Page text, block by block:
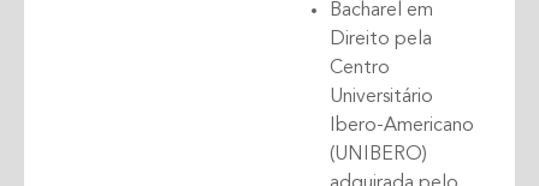
Bacharel em
Direito pela
Centro
Universitário
Ibero-Americano
(UNIBERO)